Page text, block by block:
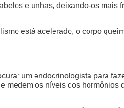
e unhas, deixando-os mais
está acelerado, o corpo
um endocrinologista para
medem os níveis dos hormônios